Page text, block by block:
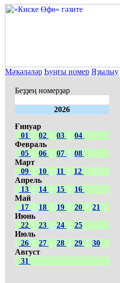
Мәҡәләләр Һуңғы номер Яҙылыу
Беҙҙең номерҙар
2026
Ғинуар
01
| 02 | 03 | 04
Февраль
05 | 06 | 07 | 08
Март
09 | 10 | 11 |
12
Апрель
13 | 14 | 15 |
16
Май
17 | 18 | 19 | 20 | 21
Июнь
22 | 23 | 24 | 25
Июль
26 | 27 | 28 | 29 | 30
Август
31